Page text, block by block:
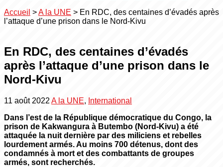
Accueil >A la UNE > En RDC, des centaines d’évadés après
l’attaque d’une prison dans le Nord-Kivu
En RDC, des centaines d’évadés
après l’attaque d’une prison dans le
Nord-Kivu
11 août 2022 A la UNE, International
Dans l’est de la République démocratique du Congo, la
prison de Kakwangura à Butembo (Nord-Kivu) a été
attaquée la nuit dernière par des miliciens et rebelles
lourdement armés. Au moins 700 détenus, dont des
condamnés à mort et des combattants de groupes
armés, sont recherchés.